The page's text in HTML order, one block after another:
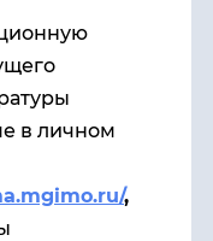
в личном
,